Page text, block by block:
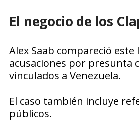
El negocio de los
Alex Saab compareció
acusaciones por presunta
vinculados a Venezuela.
El caso también incluye
públicos.